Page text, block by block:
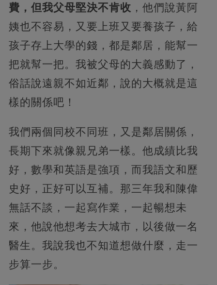
費，但我父母堅決不肯收 ，他們說黃阿
姨也不容易，又要上班又要養孩子，給
孩子存上大學的錢，都是鄰居，能幫一
把就幫一把。我被父母的大義感動了，
俗話說遠親不如近鄰，說的大概就是這
樣的關係吧！
我們兩個同校不同班，又是鄰居關係，
長期下來就像親兄弟一樣。他成績比我
好，數學和英語是強項，而我語文和歷
史好，正好可以互補。那三年我和陳偉
無話不談，一起寫作業，一起暢想未
來，他說他想考去大城市，以後做一名
醫生。我說我也不知道想做什麼，走一
步算一步。